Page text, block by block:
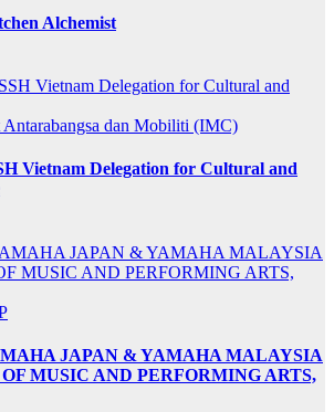
Alchemist
Antarabangsa dan Mobiliti (IMC)
Vietnam Delegation for Cultural and
JAPAN & YAMAHA MALAYSIA
MUSIC AND PERFORMING ARTS,